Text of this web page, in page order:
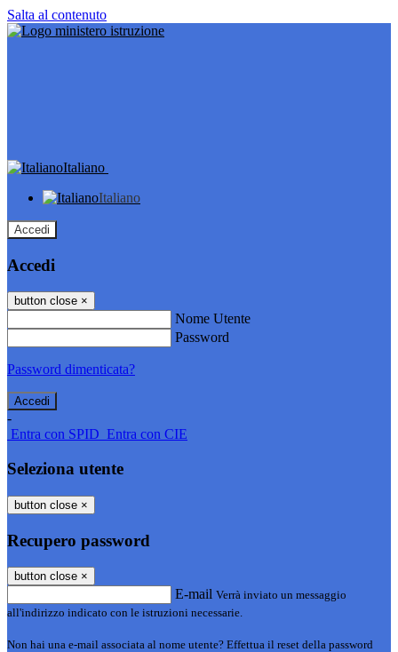
Salta al contenuto
Italiano
Italiano
Accedi
Accedi
button close ×
Nome Utente
Password
Password dimenticata?
-
Entra con SPID Entra con CIE
Seleziona utente
button close ×
Recupero password
button close ×
E-mail Verrà inviato un messaggio
all'indirizzo indicato con le istruzioni necessarie.
Non hai una e-mail associata al nome utente? Effettua il reset della password